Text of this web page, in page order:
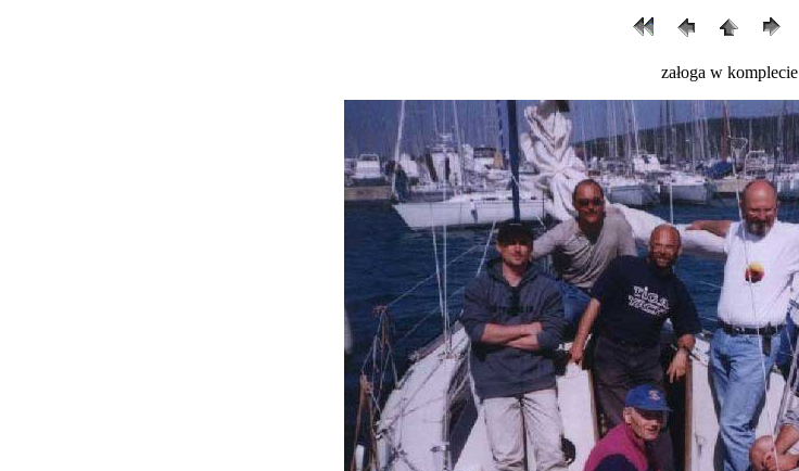
załoga w komplecie